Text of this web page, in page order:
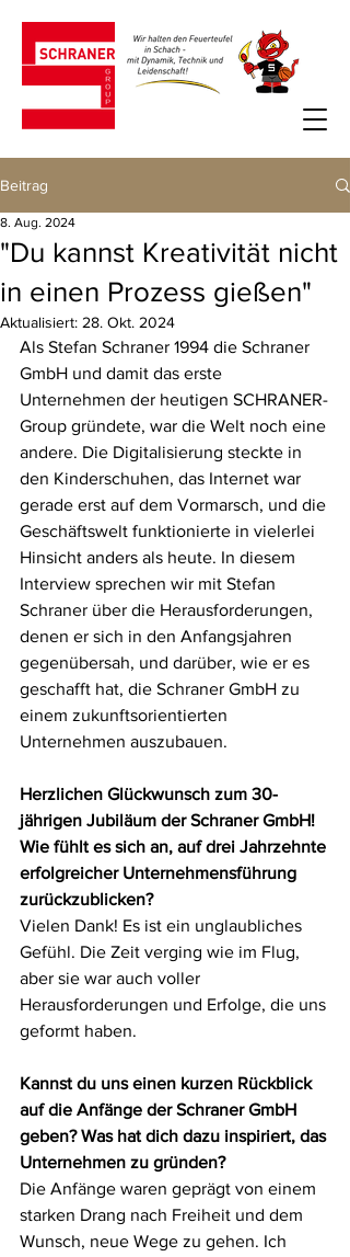
Beitrag
"Du kannst Kreativität nicht
in einen Prozess gießen"
8. Aug. 2024
Aktualisiert: 28. Okt. 2024
Als Stefan Schraner 1994 die Schraner
GmbH und damit das erste
Unternehmen der heutigen SCHRANER-
Group gründete, war die Welt noch eine
andere. Die Digitalisierung steckte in
den Kinderschuhen, das Internet war
gerade erst auf dem Vormarsch, und die
Geschäftswelt funktionierte in vielerlei
Hinsicht anders als heute. In diesem
Interview sprechen wir mit Stefan
Schraner über die Herausforderungen,
denen er sich in den Anfangsjahren
gegenübersah, und darüber, wie er es
geschafft hat, die Schraner GmbH zu
einem zukunftsorientierten
Unternehmen auszubauen.
Herzlichen Glückwunsch zum 30-
jährigen Jubiläum der Schraner GmbH!
Wie fühlt es sich an, auf drei Jahrzehnte
erfolgreicher Unternehmensführung
zurückzublicken?
Vielen Dank! Es ist ein unglaubliches
Gefühl. Die Zeit verging wie im Flug,
aber sie war auch voller
Herausforderungen und Erfolge, die uns
geformt haben.
Kannst du uns einen kurzen Rückblick
auf die Anfänge der Schraner GmbH
geben? Was hat dich dazu inspiriert, das
Unternehmen zu gründen?
Die Anfänge waren geprägt von einem
starken Drang nach Freiheit und dem
Wunsch, neue Wege zu gehen. Ich